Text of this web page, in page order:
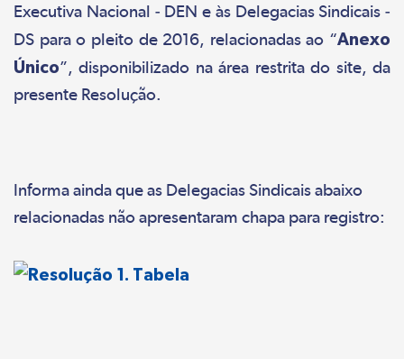
Executiva Nacional - DEN e às Delegacias Sindicais -
DS para o pleito de 2016, relacionadas ao “Anexo
Único”, disponibilizado na área restrita do site, da
presente Resolução.
Informa ainda que as Delegacias Sindicais abaixo
relacionadas não apresentaram chapa para registro: